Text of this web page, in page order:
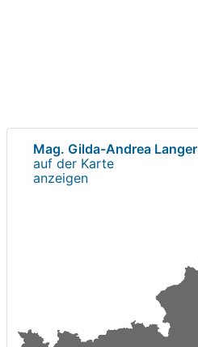
Mag. Gilda-Andrea Langer
auf der Karte
anzeigen